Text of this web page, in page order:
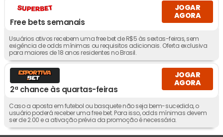
Free bets semanais
JOGAR
AGORA
Usuários ativos recebem uma free bet de R$5 às sextas-feiras, sem
exigência de odds mínimas ou requisitos adicionais. Oferta exclusiva
para maiores de 18 anos residentes no Brasil.
2ª chance às quartas-feiras
JOGAR
AGORA
Caso a aposta em futebol ou basquete não seja bem-sucedida, o
usuário poderá receber uma free bet. Para isso, odds mínimas devem
ser de 2.00 e a ativação prévia da promoção é necessária.